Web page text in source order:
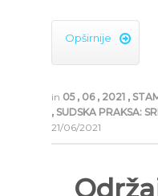
Opširnije 
in 05 , 06 , 2021 ,
, SUDSKA PRAKSA:
21/06/2021